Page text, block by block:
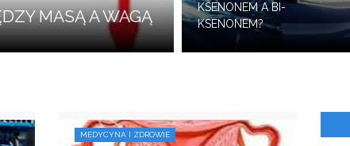
MASĄ A WAGĄ
KSENONEM A BI-
KSENONEM?
MEDYCYNA I ZDROWIE